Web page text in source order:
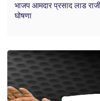
भाजप आमदार प्रसाद लाड
घोषणा